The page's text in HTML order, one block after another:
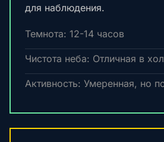
для наблюдения.
Темнота: 12-14 часов
Чистота неба: Отличная в
Активность: Умеренная, но